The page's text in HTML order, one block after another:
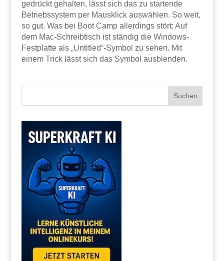
gedrückt gehalten, lässt sich das zu startende
Betriebssystem per Mausklick auswählen. So weit,
so gut. Was bei Boot Camp allerdings stört: Auf
dem Mac-Schreibtisch ist ständig die Windows-
Festplatte als „Untitled“-Symbol zu sehen. Mit
einem Trick lässt sich das Symbol ausblenden.